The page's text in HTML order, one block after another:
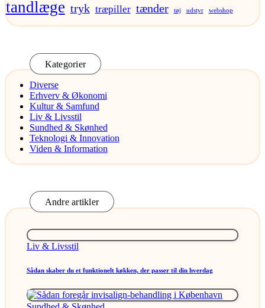
tandlæge tryk træpiller tænder tøj udstyr webshop
Kategorier
Diverse
Erhverv & Økonomi
Kultur & Samfund
Liv & Livsstil
Sundhed & Skønhed
Teknologi & Innovation
Viden & Information
Andre artikler
Posted
Liv & Livsstil
Sådan skaber du et funktionelt køkken, der passer til din hverdag
Posted